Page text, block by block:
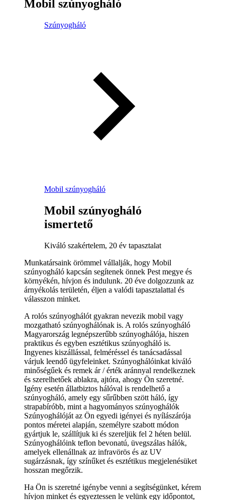
Mobil szúnyogháló
Szúnyogháló
Mobil szúnyogháló
Mobil szúnyogháló
ismertető
Kiváló szakértelem, 20 év tapasztalat
Munkatársaink örömmel vállalják, hogy Mobil
szúnyogháló kapcsán segítenek önnek Pest megye és
környékén, hívjon és indulunk. 20 éve dolgozzunk az
árnyékolás területén, éljen a valódi tapasztalattal és
válasszon minket.
A rolós szúnyoghálót gyakran nevezik mobil vagy
mozgatható szúnyoghálónak is. A rolós szúnyogháló
Magyarország legnépszerűbb szúnyoghálója, hiszen
praktikus és egyben esztétikus szúnyogháló is.
Ingyenes kiszállással, felméréssel és tanácsadással
várjuk leendő ügyfeleinket. Szúnyoghálóinkat kiváló
minőségűek és remek ár / érték aránnyal rendelkeznek
és szerelhetőek ablakra, ajtóra, ahogy Ön szeretné.
Igény esetén állatbiztos hálóval is rendelhető a
szúnyogháló, amely egy sűrűbben szött háló, így
strapabíróbb, mint a hagyományos szúnyoghálók
Szúnyoghálóját az Ön egyedi igényei és nyílászárója
pontos méretei alapján, személyre szabott módon
gyártjuk le, szállítjuk ki és szereljük fel 2 héten belül.
Szúnyoghálóink teflon bevonatú, üvegszálas hálók,
amelyek ellenállnak az infravörös és az UV
sugárzásnak, így színűket és esztétikus megjelenésüket
hosszan megőrzik.
Ha Ön is szeretné igénybe venni a segítségünket, kérem
hívjon minket és egyeztessen le velünk egy időpontot,